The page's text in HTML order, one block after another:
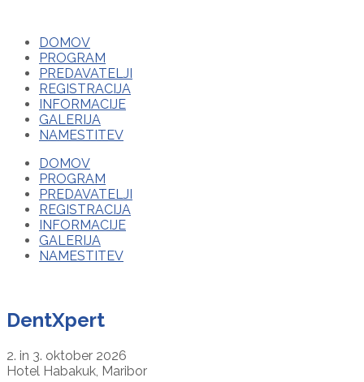
DOMOV
PROGRAM
PREDAVATELJI
REGISTRACIJA
INFORMACIJE
GALERIJA
NAMESTITEV
DOMOV
PROGRAM
PREDAVATELJI
REGISTRACIJA
INFORMACIJE
GALERIJA
NAMESTITEV
DentXpert
2. in 3. oktober 2026
Hotel Habakuk, Maribor